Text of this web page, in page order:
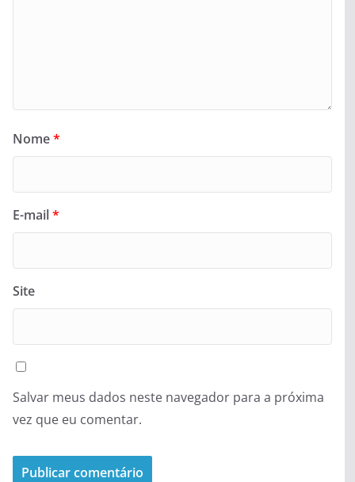
Nome*
E-mail*
Site
Salvar meus dados neste navegador para a próxima
vez que eu comentar.